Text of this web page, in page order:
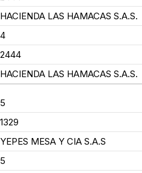
HACIENDA LAS HAMACAS S.A.S.
4
2444
HACIENDA LAS HAMACAS S.A.S.
5
1329
YEPES MESA Y CIA S.A.S
5